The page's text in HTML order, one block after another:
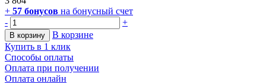
+ 57 бонусов на бонусный счет
-
+
В корзину
В корзине
Купить в 1 клик
Способы оплаты
Оплата при получении
Оплата онлайн